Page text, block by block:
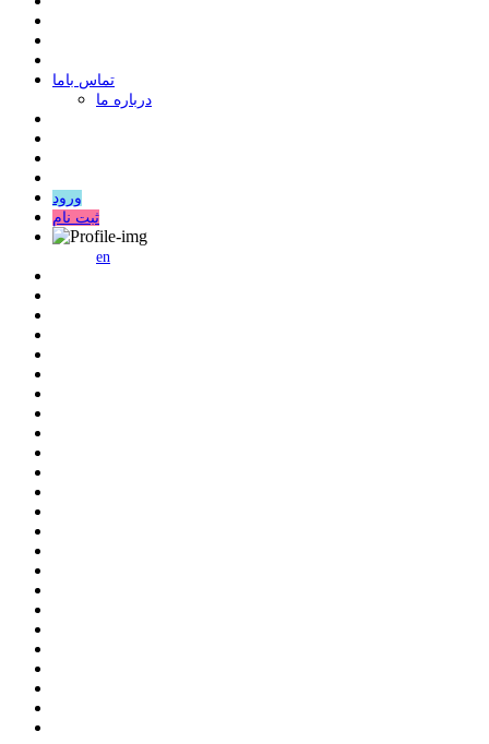
ﺗﻤﺎﺱ ﺑﺎﻣﺎ
درباره ما
ورود
ثبت نام
en